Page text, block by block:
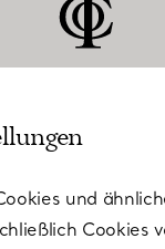
und
Cookies